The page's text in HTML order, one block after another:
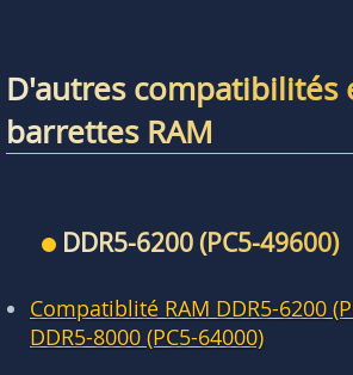
D'autres compatibilités
barrettes RAM
DDR5-6200 (PC5-49600)
Compatiblité RAM DDR5-6200
DDR5-8000 (PC5-64000)